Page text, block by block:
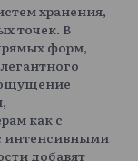
хранения,
точек. В
форм,
ощущение
как с
интенсивными
добавят